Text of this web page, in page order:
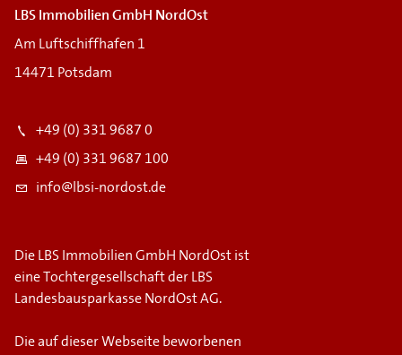
LBS Immobilien GmbH NordOst
Am Luftschiffhafen 1
14471 Potsdam
+49 (0) 331 9687 0
+49 (0) 331 9687 100
info@lbsi-nordost.de
Die LBS Immobilien GmbH NordOst ist
eine Tochtergesellschaft der LBS
Landesbausparkasse NordOst AG.
Die auf dieser Webseite beworbenen